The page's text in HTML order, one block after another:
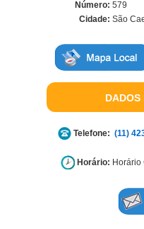
Número: 579
Cidade: São
DADOS
Telefone: (11)
Horário: Horário